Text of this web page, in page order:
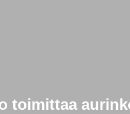
toimittaa